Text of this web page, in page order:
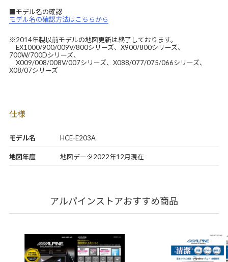
モデル名 HCE-E203A
■モデル名の確認
モデル名の確認方法はこちらから
※2014年製以前モデルの地図更新は終了しております。
EX1000/900/009V/800シリーズ、X900/800シリーズ、
700W/700Dシリーズ、
X009/008/008V/007シリーズ、X088/077/075/066シリーズ、
X08/07シリーズ
仕様
地図年度 地図データ2022年12月現在
アルパインストアおすすめ商品